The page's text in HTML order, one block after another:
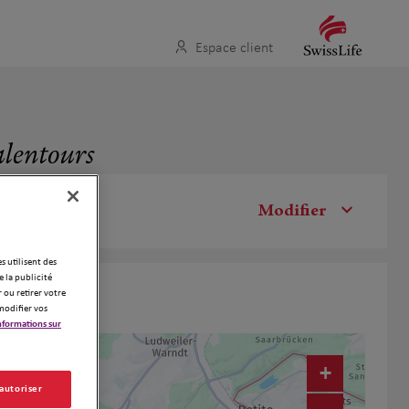
Espace client
Modifier
+
utilisent des
la publicité
ou retirer votre
vos
sur